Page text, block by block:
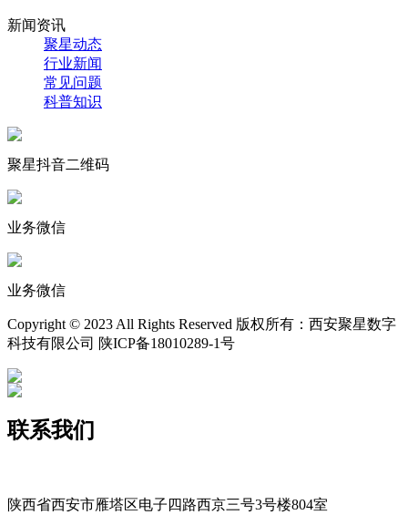
新闻资讯
聚星动态
行业新闻
常见问题
科普知识
聚星抖音二维码
业务微信
业务微信
Copyright © 2023 All Rights Reserved 版权所有：西安聚星数字
科技有限公司 陕ICP备18010289-1号
联系我们
陕西省西安市雁塔区电子四路西京三号3号楼804室